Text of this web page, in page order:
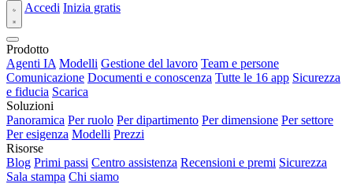
Accedi Inizia gratis
Prodotto
Agenti IA Modelli Gestione del lavoro Team e persone
Comunicazione Documenti e conoscenza Tutte le 16 app Sicurezza
e fiducia Scarica
Soluzioni
Panoramica Per ruolo Per dipartimento Per dimensione Per settore
Per esigenza Modelli Prezzi
Risorse
Blog Primi passi Centro assistenza Recensioni e premi Sicurezza
Sala stampa Chi siamo